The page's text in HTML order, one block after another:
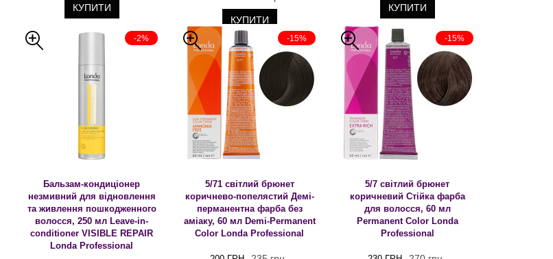
КУПИТИ
КУПИТИ
КУПИТИ
-2%
Бальзам-кондиціонер
незмивний для відновлення
та живлення пошкодженного
волосся, 250 мл Leave-in-
conditioner VISIBLE REPAIR
Londa Professional
-15%
5/71 світлий брюнет
коричнево-попелястий Демі-
перманентна фарба без
аміаку, 60 мл Demi-Permanent
Color Londa Professional
-15%
5/7 світлий брюнет
коричневий Стійка фарба
для волосся, 60 мл
Permanent Color Londa
Professional